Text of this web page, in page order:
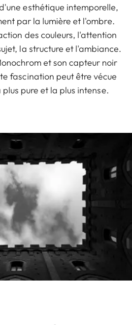
esthétique intemporelle,
par la lumière et l'ombre.
des couleurs, l'attention
la structure et l'ambiance.
et son capteur noir
fascination peut être vécue
pure et la plus intense.